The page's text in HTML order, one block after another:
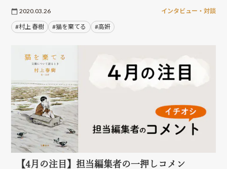
2020.03.26 インタビュー・対談
#村上 春樹 #猫を棄てる #高妍
【4月の注目】担当編集者の一押しコメン